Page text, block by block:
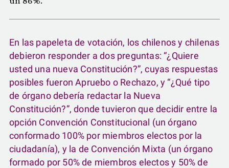
En las papeleta de votación, los chilenos y chilenas
debieron responder a dos preguntas: “¿Quiere
usted una nueva Constitución?”, cuyas respuestas
posibles fueron Apruebo o Rechazo, y “¿Qué tipo
de órgano debería redactar la Nueva
Constitución?”, donde tuvieron que decidir entre la
opción Convención Constitucional (un órgano
conformado 100% por miembros electos por la
ciudadanía), y la de Convención Mixta (un órgano
formado por 50% de miembros electos y 50% de